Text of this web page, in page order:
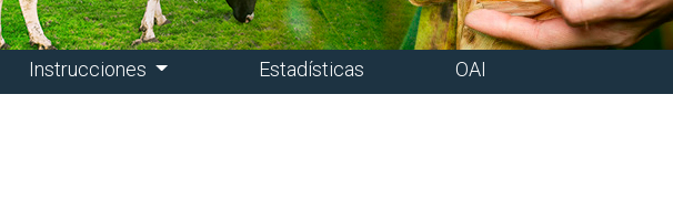
Instrucciones Estadísticas OAI